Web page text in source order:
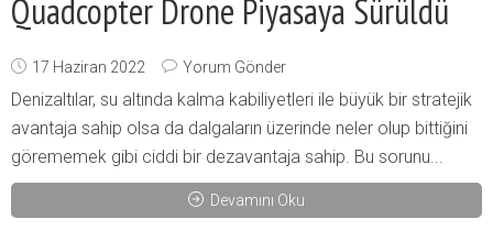
Quadcopter Drone Piyasaya Sürüldü
17 Haziran 2022 Yorum Gönder
Denizaltılar, su altında kalma kabiliyetleri ile büyük bir stratejik
avantaja sahip olsa da dalgaların üzerinde neler olup bittiğini
görememek gibi ciddi bir dezavantaja sahip. Bu sorunu...
Devamını Oku